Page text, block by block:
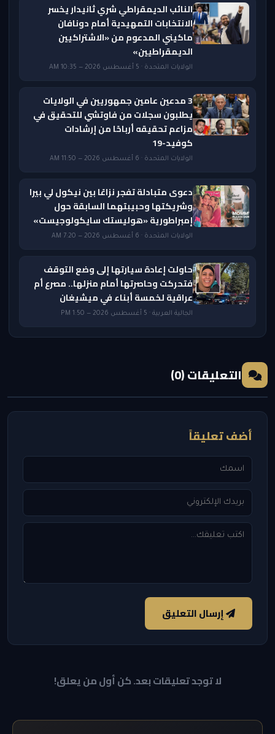
النائب الديمقراطي شري ثانيدار يخسر
الانتخابات التمهيدية أمام دونافان
ماكيني المدعوم من «الاشتراكيين
الديمقراطيين»
الولايات المتحدة · 5 أغسطس 2026 — 10:35 AM
3 مدعين عامين جمهوريين في الولايات
يطلبون سجلات من فاوتشي للتحقيق في
مزاعم تحقيقه أرباحًا من إرشادات
كوفيد-19
الولايات المتحدة · 6 أغسطس 2026 — 11:50 AM
دعوى متبادلة تفجر نزاعًا بين نيكول لي بيرا
وشريكتها وحبيبتهما السابقة حول
إمبراطورية «هوليستك سايكولوجيست»
الولايات المتحدة · 6 أغسطس 2026 — 7:20 AM
حاولت إعادة سيارتها إلى وضع التوقف
فتحركت وحاصرتها أمام منزلها.. مصرع أم
عراقية لخمسة أبناء في ميشيغان
الجالية العربية · 5 أغسطس 2026 — 1:50 PM
التعليقات (0)
أضف تعليقاً
إرسال التعليق
لا توجد تعليقات بعد. كن أول من يعلق!